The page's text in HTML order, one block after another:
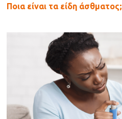
Ποια είναι τα είδη άσθματος;